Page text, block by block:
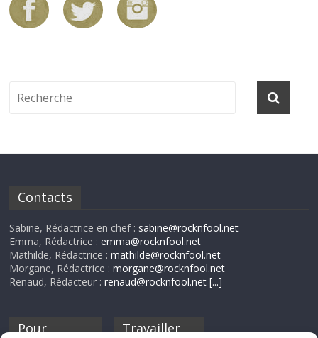
Contacts
Sabine, Rédactrice en chef : sabine@rocknfool.net
Emma, Rédactrice :emma@rocknfool.net
Mathilde, Rédactrice :mathilde@rocknfool.net
Morgane, Rédactrice :morgane@rocknfool.net
Renaud, Rédacteur :renaud@rocknfool.net [...]
Pour
Travailler